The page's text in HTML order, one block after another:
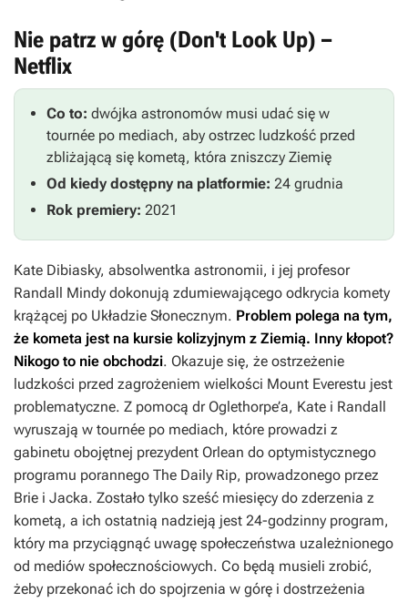
Nie patrz w górę (Don't Look Up) –
Netflix
Co to: dwójka astronomów musi udać się w
tournée po mediach, aby ostrzec ludzkość przed
zbliżającą się kometą, która zniszczy Ziemię
Od kiedy dostępny na platformie: 24 grudnia
Rok premiery: 2021
Kate Dibiasky, absolwentka astronomii, i jej profesor
Randall Mindy dokonują zdumiewającego odkrycia komety
krążącej po Układzie Słonecznym. Problem polega na tym,
że kometa jest na kursie kolizyjnym z Ziemią. Inny kłopot?
Nikogo to nie obchodzi. Okazuje się, że ostrzeżenie
ludzkości przed zagrożeniem wielkości Mount Everestu jest
problematyczne. Z pomocą dr Oglethorpe’a, Kate i Randall
wyruszają w tournée po mediach, które prowadzi z
gabinetu obojętnej prezydent Orlean do optymistycznego
programu porannego The Daily Rip, prowadzonego przez
Brie i Jacka. Zostało tylko sześć miesięcy do zderzenia z
kometą, a ich ostatnią nadzieją jest 24-godzinny program,
który ma przyciągnąć uwagę społeczeństwa uzależnionego
od mediów społecznościowych. Co będą musieli zrobić,
żeby przekonać ich do spojrzenia w górę i dostrzeżenia